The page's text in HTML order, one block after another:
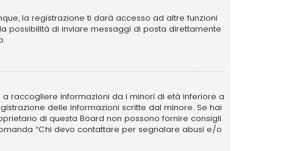
la registrazione ti darà accesso ad altre funzioni
possibilità di inviare messaggi di posta direttamente
a raccogliere informazioni da i minori di età inferiore a
delle informazioni scritte dal minore. Se hai
di questa Board non possono fornire consigli
“Chi devo contattare per segnalare abusi e/o